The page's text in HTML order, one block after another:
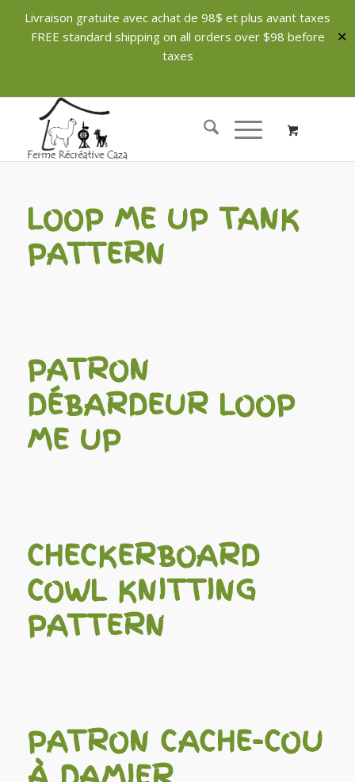
Livraison gratuite avec achat de 98$ et plus avant taxes
FREE standard shipping on all orders over $98 before
taxes
✕
LOOP ME UP TANK
PATTERN
PATRON
DÉBARDEUR LOOP
ME UP
CHECKERBOARD
COWL KNITTING
PATTERN
PATRON CACHE-COU